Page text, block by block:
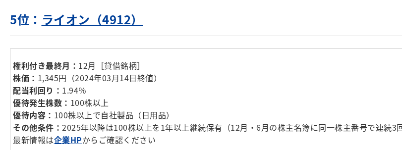
5位： ライオン（4912）
権利付き最終月： 12月［貸借銘柄］
株価： 1,345円（2024年03月14日終値）
配当利回り： 1.94％
優待発生株数： 100株以上
優待内容： 100株以上で自社製品（日用品）
その他条件： 2025年以降は100株以上を1年以上継続保有（12月・6月の株主名簿に同一株主番号で連続3
最新情報は企業HPからご確認ください